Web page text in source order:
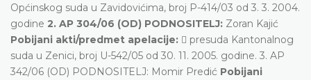
Općinskog suda u Zavidovićima, broj P-414/03 od 3. 3. 2004.
godine 2. AP 304/06 (OD) PODNOSITELJ: Zoran Kajić
Pobijani akti/predmet apelacije:  presuda Kantonalnog
suda u Zenici, broj U-542/05 od 30. 11. 2005. godine. 3. AP
342/06 (OD) PODNOSITELJ: Momir Predić Pobijani